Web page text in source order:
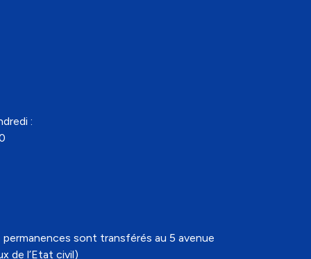
:
permanences sont transférés au 5 avenue
de l’Etat civil)